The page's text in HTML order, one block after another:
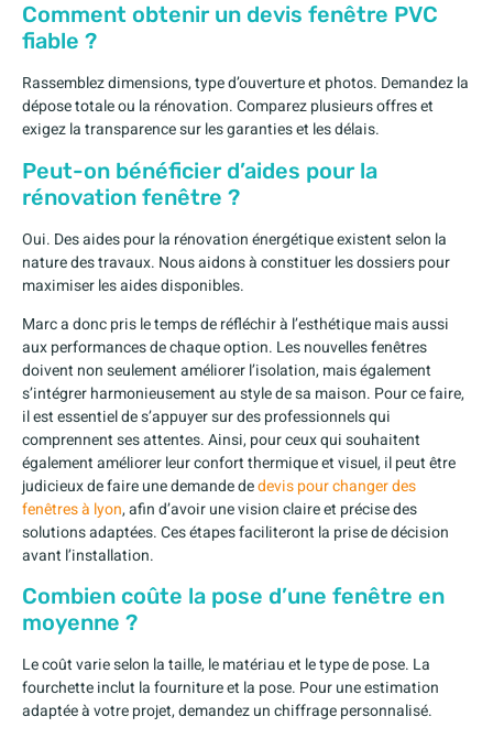
Comment obtenir un devis fenêtre PVC
fiable ?
Rassemblez dimensions, type d’ouverture et photos. Demandez la
dépose totale ou la rénovation. Comparez plusieurs offres et
exigez la transparence sur les garanties et les délais.
Peut-on bénéficier d’aides pour la
rénovation fenêtre ?
Oui. Des aides pour la rénovation énergétique existent selon la
nature des travaux. Nous aidons à constituer les dossiers pour
maximiser les aides disponibles.
Marc a donc pris le temps de réfléchir à l’esthétique mais aussi
aux performances de chaque option. Les nouvelles fenêtres
doivent non seulement améliorer l’isolation, mais également
s’intégrer harmonieusement au style de sa maison. Pour ce faire,
il est essentiel de s’appuyer sur des professionnels qui
comprennent ses attentes. Ainsi, pour ceux qui souhaitent
également améliorer leur confort thermique et visuel, il peut être
judicieux de faire une demande dedevis pour changer des
fenêtres à lyon, afin d’avoir une vision claire et précise des
solutions adaptées. Ces étapes faciliteront la prise de décision
avant l’installation.
Combien coûte la pose d’une fenêtre en
moyenne ?
Le coût varie selon la taille, le matériau et le type de pose. La
fourchette inclut la fourniture et la pose. Pour une estimation
adaptée à votre projet, demandez un chiffrage personnalisé.